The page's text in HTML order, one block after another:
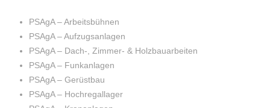
PSAgA – Arbeitsbühnen
PSAgA – Aufzugsanlagen
PSAgA – Dach-, Zimmer- & Holzbauarbeiten
PSAgA – Funkanlagen
PSAgA – Gerüstbau
PSAgA – Hochregallager